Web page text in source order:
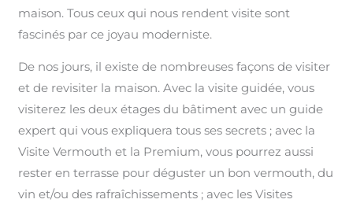
maison. Tous ceux qui nous rendent visite sont
fascinés par ce joyau moderniste.
De nos jours, il existe de nombreuses façons de visiter
et de revisiter la maison. Avec la visite guidée, vous
visiterez les deux étages du bâtiment avec un guide
expert qui vous expliquera tous ses secrets ; avec la
Visite Vermouth et la Premium, vous pourrez aussi
rester en terrasse pour déguster un bon vermouth, du
vin et/ou des rafraîchissements ; avec les Visites